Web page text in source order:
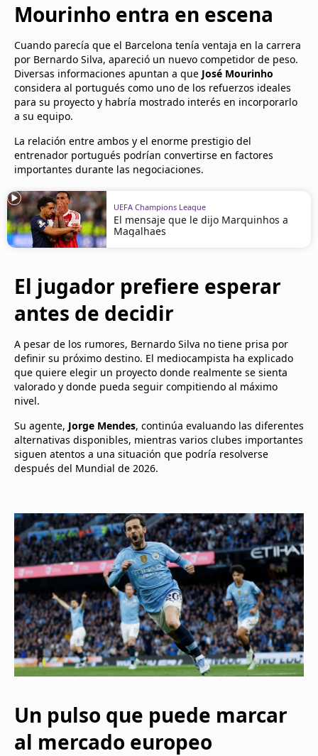
Mourinho entra en escena
Cuando parecía que el Barcelona tenía ventaja en la carrera
por Bernardo Silva, apareció un nuevo competidor de peso.
Diversas informaciones apuntan a que José Mourinho
considera al portugués como uno de los refuerzos ideales
para su proyecto y habría mostrado interés en incorporarlo
a su equipo.
La relación entre ambos y el enorme prestigio del
entrenador portugués podrían convertirse en factores
importantes durante las negociaciones.
UEFA Champions League
El mensaje que le dijo Marquinhos a
Magalhaes
El jugador prefiere esperar
antes de decidir
A pesar de los rumores, Bernardo Silva no tiene prisa por
definir su próximo destino. El mediocampista ha explicado
que quiere elegir un proyecto donde realmente se sienta
valorado y donde pueda seguir compitiendo al máximo
nivel.
Su agente, Jorge Mendes, continúa evaluando las diferentes
alternativas disponibles, mientras varios clubes importantes
siguen atentos a una situación que podría resolverse
después del Mundial de 2026.
Un pulso que puede marcar
al mercado europeo